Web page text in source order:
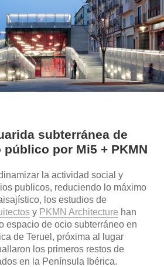
subterránea de
por Mi5 + PKMN
la actividad social y
publicos, reduciendo lo máximo
los estudios de
y PKMN Architecture han
espacio de ocio subterráneo en
de Teruel, próxima al lugar
los primeros restos de
en la Península Ibérica.